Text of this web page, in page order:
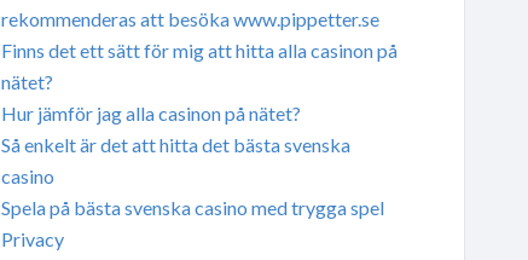
rekommenderas att besöka www.pippetter.se
Finns det ett sätt för mig att hitta alla casinon på
nätet?
Hur jämför jag alla casinon på nätet?
Så enkelt är det att hitta det bästa svenska
casino
Spela på bästa svenska casino med trygga spel
Privacy